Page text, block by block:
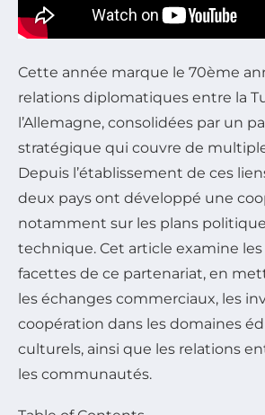
Cette année marque le 70ème
relations diplomatiques entre la
l’Allemagne, consolidées par un
stratégique qui couvre de
Depuis l’établissement de ces
deux pays ont développé une
notamment sur les plans
technique. Cet article examine
facettes de ce partenariat, en
les échanges commerciaux, les
coopération dans les domaines
culturels, ainsi que les relations
les communautés.